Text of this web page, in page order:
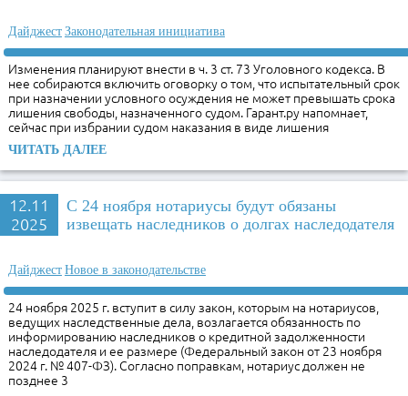
Дайджест Законодательная инициатива
Изменения планируют внести в ч. 3 ст. 73 Уголовного кодекса. В
нее собираются включить оговорку о том, что испытательный срок
при назначении условного осуждения не может превышать срока
лишения свободы, назначенного судом. Гарант.ру напомнает,
сейчас при избрании судом наказания в виде лишения
ЧИТАТЬ ДАЛЕЕ
12.11
2025
С 24 ноября нотариусы будут обязаны
извещать наследников о долгах наследодателя
Дайджест Новое в законодательстве
24 ноября 2025 г. вступит в силу закон, которым на нотариусов,
ведущих наследственные дела, возлагается обязанность по
информированию наследников о кредитной задолженности
наследодателя и ее размере (Федеральный закон от 23 ноября
2024 г. № 407-ФЗ). Согласно поправкам, нотариус должен не
позднее 3